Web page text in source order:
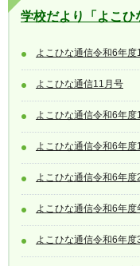
学校だより「よこひ
よこひな通信令和6年度
よこひな通信11月号
よこひな通信令和6年度
よこひな通信令和6年度
よこひな通信令和6年度
よこひな通信令和6年度
よこひな通信令和6年度